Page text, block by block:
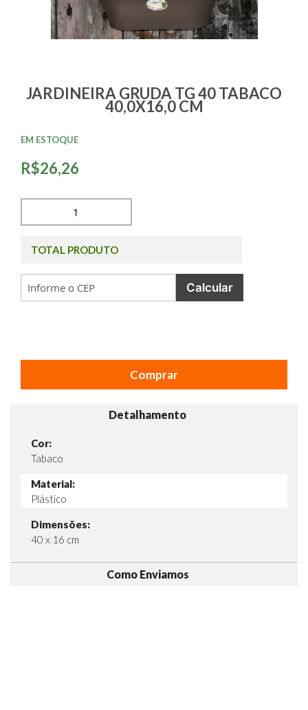
JARDINEIRA GRUDA TG 40 TABACO
40,0X16,0 CM
R$26,26
EM ESTOQUE
TOTAL PRODUTO
Calcular
Comprar
Detalhamento
Cor:
Tabaco
Material:
Plástico
Dimensões:
40 x 16 cm
Como Enviamos